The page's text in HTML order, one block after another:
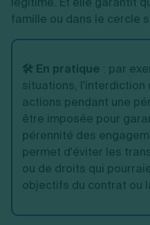
famille ou dans le cercle
🛠️ En pratique : par
situations, l'interdiction
actions pendant une
être imposée pour
pérennité des
permet d'éviter les
ou de droits qui
objectifs du contrat ou